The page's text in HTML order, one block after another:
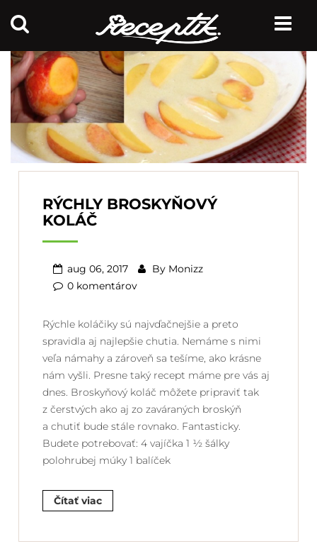
RÝCHLY BROSKYŇOVÝ
KOLÁČ
aug 06, 2017 By Monizz
0 komentárov
Rýchle koláčiky sú najvďačnejšie a preto
spravidla aj najlepšie chutia. Nemáme s nimi
veľa námahy a zároveň sa tešíme, ako krásne
nám vyšli. Presne taký recept máme pre vás aj
dnes. Broskyňový koláč môžete pripraviť tak
z čerstvých ako aj zo zaváraných broskýň
a chutiť bude stále rovnako. Fantasticky.
Budete potrebovať: 4 vajíčka 1 ½ šálky
polohrubej múky 1 balíček
Čítať viac